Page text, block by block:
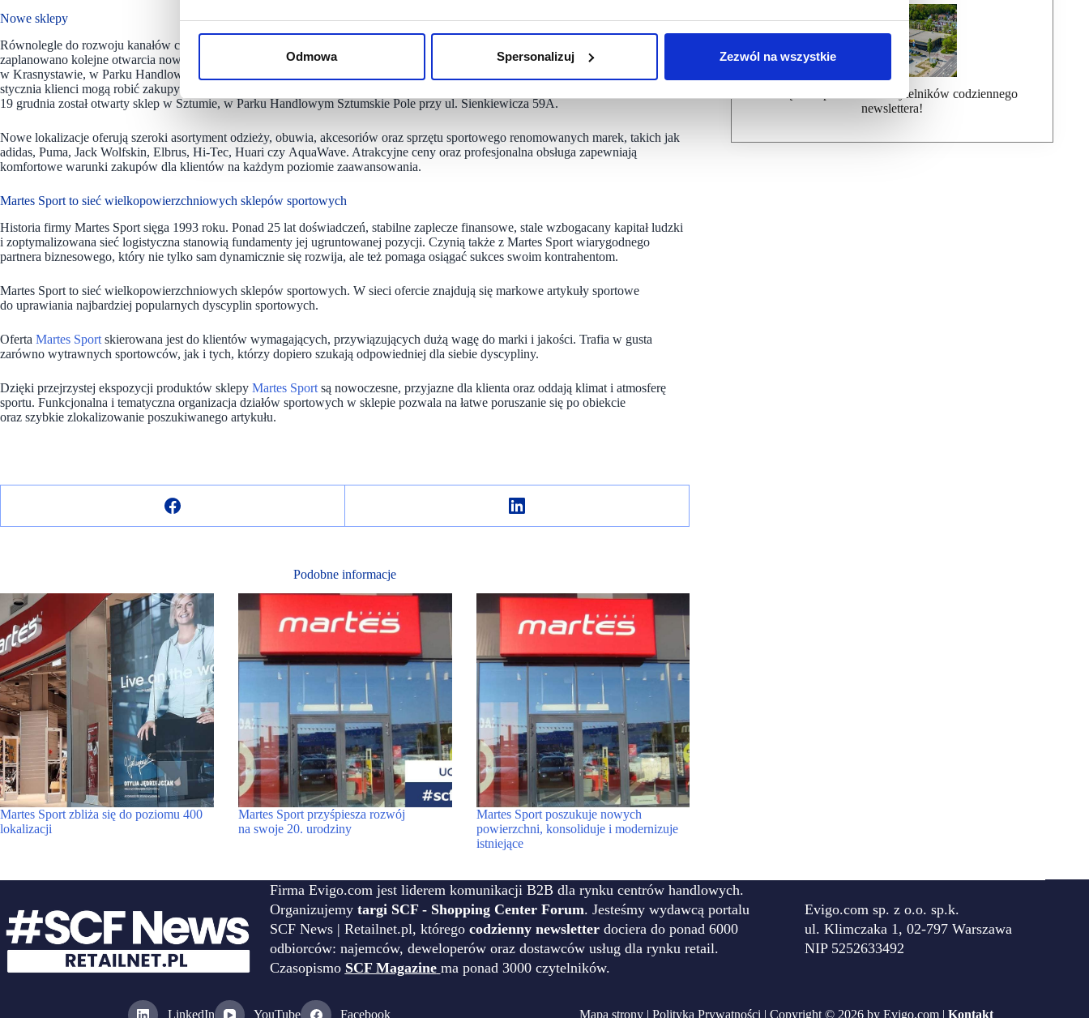
Odmowa Spersonalizuj Zezwól na wszystkie
Nowe sklepy
Równolegle do rozwoju kanałów cyfrowych, Martes Sport kontynuuje ekspansję sieci sprzedaży stacjonarnej. W najbliższym czasie
zaplanowano kolejne otwarcia nowych sklepów. Od 24 stycznia klienci będą mogli odwiedzić nowy sklep Martes Sport
w Krasnystawie, w Parku Handlowym Smart Park przy ul. Polewanej 2. Nowa lokalizacja została otwarta też w Przemyślu. Od 16
stycznia klienci mogą robić zakupy w nowym sklepie zlokalizowanym w Parku Handlowym S1 przy ul. Lwowskiej 36.
19 grudnia został otwarty sklep w Sztumie, w Parku Handlowym Sztumskie Pole przy ul. Sienkiewicza 59A.
Nowe lokalizacje oferują szeroki asortyment odzieży, obuwia, akcesoriów oraz sprzętu sportowego renomowanych marek, takich jak
adidas, Puma, Jack Wolfskin, Elbrus, Hi-Tec, Huari czy AquaWave. Atrakcyjne ceny oraz profesjonalna obsługa zapewniają
komfortowe warunki zakupów dla klientów na każdym poziomie zaawansowania.
Martes Sport to sieć wielkopowierzchniowych sklepów sportowych
Historia firmy Martes Sport sięga 1993 roku. Ponad 25 lat doświadczeń, stabilne zaplecze finansowe, stale wzbogacany kapitał ludzki
i zoptymalizowana sieć logistyczna stanowią fundamenty jej ugruntowanej pozycji. Czynią także z Martes Sport wiarygodnego
partnera biznesowego, który nie tylko sam dynamicznie się rozwija, ale też pomaga osiągać sukces swoim kontrahentom.
Martes Sport to sieć wielkopowierzchniowych sklepów sportowych. W sieci ofercie znajdują się markowe artykuły sportowe
do uprawiania najbardziej popularnych dyscyplin sportowych.
Oferta Martes Sport skierowana jest do klientów wymagających, przywiązujących dużą wagę do marki i jakości. Trafia w gusta
zarówno wytrawnych sportowców, jak i tych, którzy dopiero szukają odpowiedniej dla siebie dyscypliny.
Dzięki przejrzystej ekspozycji produktów sklepy Martes Sport są nowoczesne, przyjazne dla klienta oraz oddają klimat i atmosferę
sportu. Funkcjonalna i tematyczna organizacja działów sportowych w sklepie pozwala na łatwe poruszanie się po obiekcie
oraz szybkie zlokalizowanie poszukiwanego artykułu.
Podobne informacje
Martes Sport zbliża się do poziomu 400
lokalizacji
Martes Sport przyśpiesza rozwój
na swoje 20. urodziny
Martes Sport poszukuje nowych
powierzchni, konsoliduje i modernizuje
istniejące
Dołącz do ponad 7000 czytelników codziennego
newslettera!
Firma Evigo.com jest liderem komunikacji B2B dla rynku centrów handlowych.
Organizujemy targi SCF - Shopping Center Forum. Jesteśmy wydawcą portalu
SCF News | Retailnet.pl, którego codzienny newsletter dociera do ponad 6000
odbiorców: najemców, deweloperów oraz dostawców usług dla rynku retail.
Czasopismo SCF Magazine ma ponad 3000 czytelników.
Evigo.com sp. z o.o. sp.k.
ul. Klimczaka 1, 02-797 Warszawa
NIP 5252633492
LinkedIn YouTube Facebook Mapa strony| Polityka Prywatności | Copyright © 2026 by Evigo.com | Kontakt